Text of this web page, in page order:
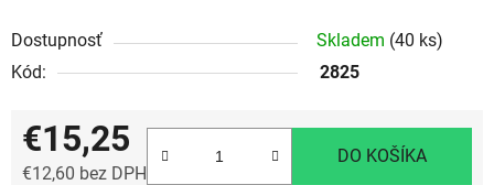
Dostupnosť Skladem (40 ks)
Kód:
2825
€15,25
€12,60 bez DPH
DO KOŠÍKA